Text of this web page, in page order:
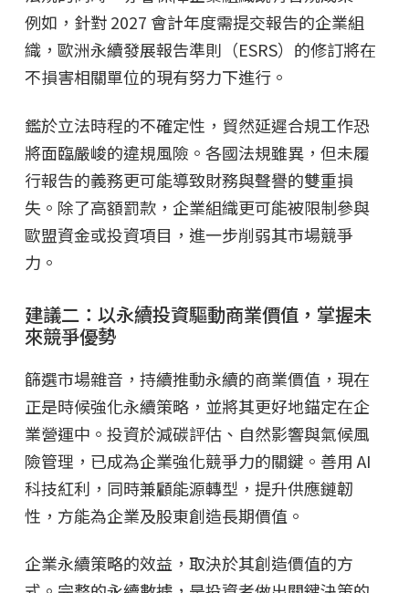
例如，針對 2027 會計年度需提交報告的企業組
織，歐洲永續發展報告準則（ESRS）的修訂將在
不損害相關單位的現有努力下進行。
鑑於立法時程的不確定性，貿然延遲合規工作恐
將面臨嚴峻的違規風險。各國法規雖異，但未履
行報告的義務更可能導致財務與聲譽的雙重損
失。除了高額罰款，企業組織更可能被限制參與
歐盟資金或投資項目，進一步削弱其市場競爭
力。
建議二：以永續投資驅動商業價值，掌握未
來競爭優勢
篩選市場雜音，持續推動永續的商業價值，現在
正是時候強化永續策略，並將其更好地錨定在企
業營運中。投資於減碳評估、自然影響與氣候風
險管理，已成為企業強化競爭力的關鍵。善用 AI
科技紅利，同時兼顧能源轉型，提升供應鏈韌
性，方能為企業及股東創造長期價值。
企業永續策略的效益，取決於其創造價值的方